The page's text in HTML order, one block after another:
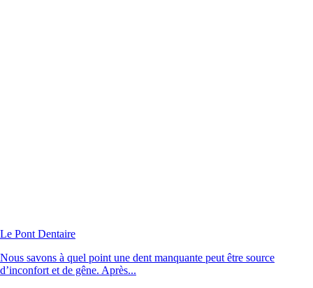
Le Pont Dentaire
Nous savons à quel point une dent manquante peut être source
d’inconfort et de gêne. Après...